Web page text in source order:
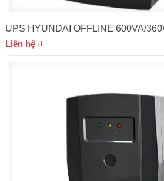
UPS HYUNDAI OFFLINE 600VA/
Liên hệ